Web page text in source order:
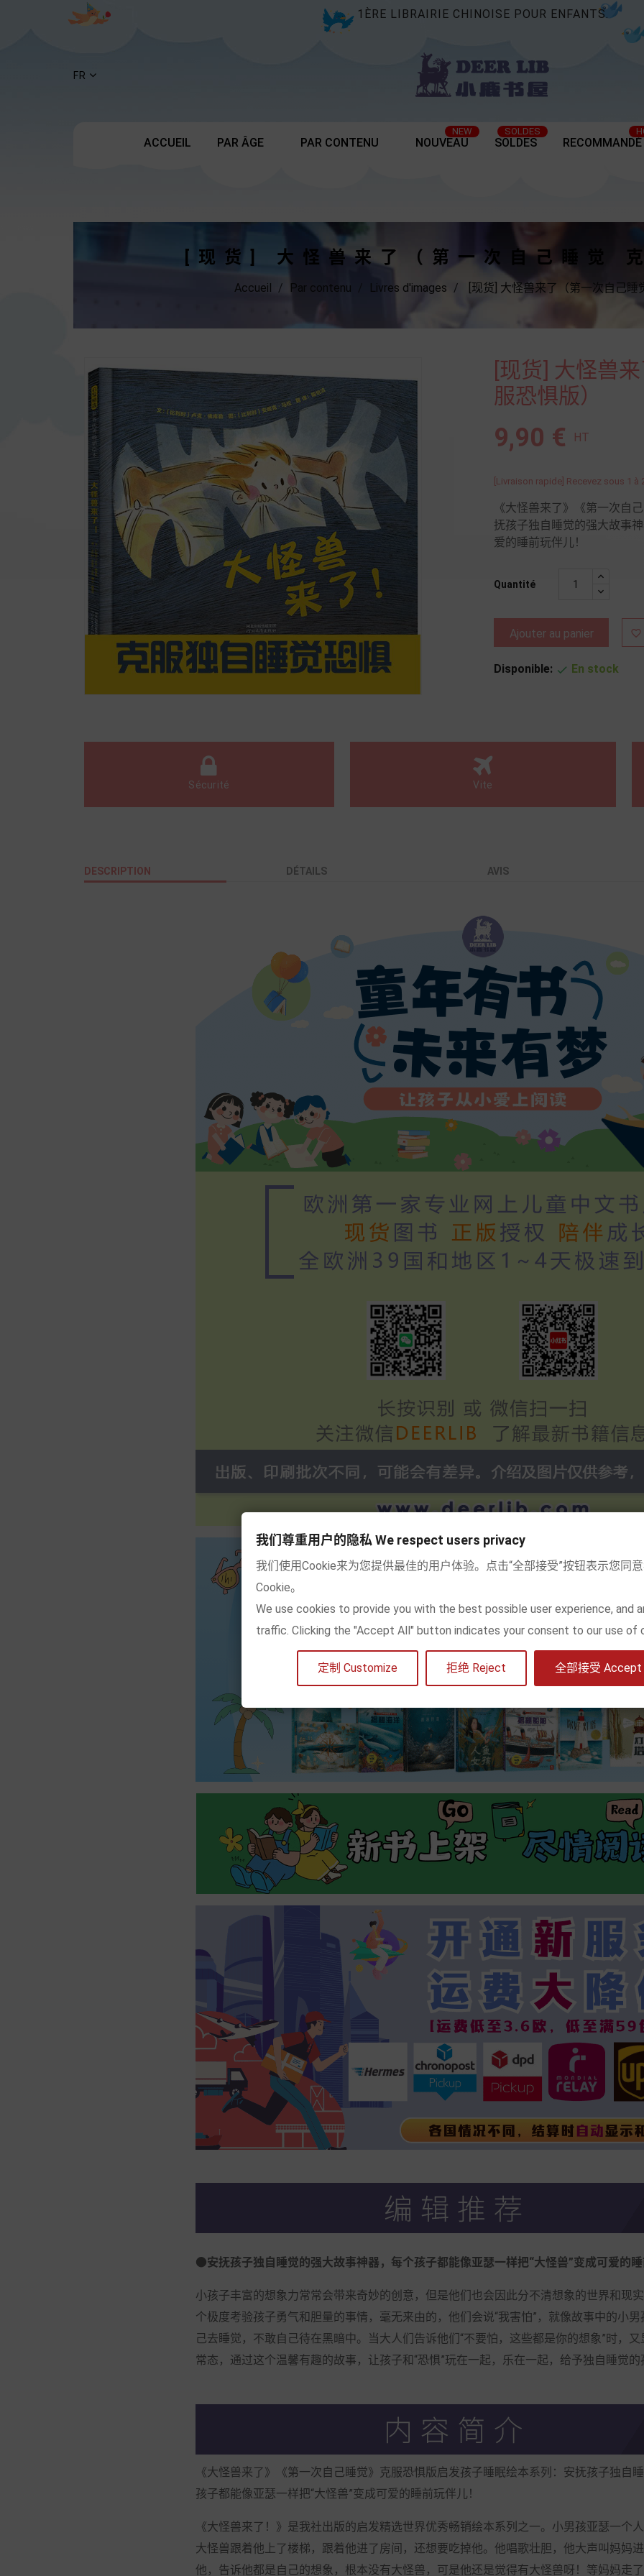
1ÈRE LIBRAIRIE CHINOISE POUR ENFANTS.
FR
ACCUEIL PAR ÂGE PAR CONTENU NOUVEAU
NEW
SOLDES
SOLDES
RECOMMANDÉ
[现货] 大怪兽来了（第一次自己睡觉
Accueil Par contenu Livres d'images [现货] 大怪兽来了（第一次自己睡
[现货] 大怪兽
服恐惧版）
9,90 € HT
[Livraison rapide] Recevez sous 1 à
《大怪兽来了》《第一次自
抚孩子独自睡觉的强大故事
爱的睡前玩伴儿！
Quantité
Ajouter au panier 
Disponible:  En stock
Sécurité Vite
DESCRIPTION DÉTAILS AVIS
●安抚孩子独自睡觉的强大故事神器，每个孩子都能像亚瑟一样把“大怪兽”变成可爱的睡
小孩子丰富的想象力常常会带来奇妙的创意，但是他们也会因此分不清想象的世界和现
个极度考验孩子勇气和胆量的事情，毫无来由的，他们会说“我害怕”，就像故事中的小
己去睡觉，不敢自己待在黑暗中。当大人们告诉他们“不要怕，这些都是你的想象”时，
常态，通过这个温馨有趣的故事，让孩子和“恐惧”玩在一起，乐在一起，给予独自睡觉的
《大怪兽来了》《第一次自己睡觉》克服恐惧版启发孩子睡眠绘本系列：安抚孩子独自
孩子都能像亚瑟一样把“大怪兽”变成可爱的睡前玩伴儿！
《大怪兽来了！》是我社出版的启发精选世界优秀畅销绘本系列之一。小男孩亚瑟一个
大怪兽跟着他上了楼梯，跟着他进了房间，还想要吃掉他。他唱歌壮胆，他大声叫妈妈
他，告诉他都是自己的想象，根本没有大怪兽，可是他还是觉得有大怪兽呀！等妈妈走
我们尊重用户的隐私 We respect users privacy
我们使用Cookie来为您提供最佳的用户体验。点击“全部接受”按钮表示您同
Cookie。
We use cookies to provide you with the best possible user experience, and
traffic. Clicking the "Accept All" button indicates your consent to our use of
定制 Customize 拒绝 Reject 全部接受 Accept